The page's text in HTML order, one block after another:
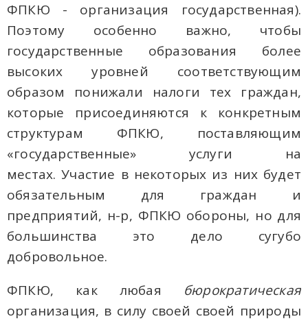
ФПКЮ - организация государственная).
Поэтому особенно важно, чтобы
государственные образования более
высоких уровней соответствующим
образом понижали налоги тех граждан,
которые присоединяются к конкретным
структурам ФПКЮ, поставляющим
«государственные» услуги на
местах. Участие в некоторых из них будет
обязательным для граждан и
предприятий, н-р, ФПКЮ обороны, но для
большинства это дело сугубо
добровольное.
ФПКЮ, как любая бюрократическая
организация, в силу своей своей природы